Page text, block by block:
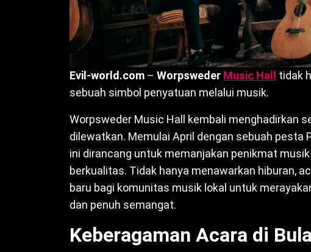
Evil-world.com – Worpsweder Music Hall
tidak
sebuah simbol penyatuan melalui musik.
Worpsweder Music Hall kembali menghadirkan
dilewatkan. Memulai April dengan sebuah pesta
ini dirancang untuk memanjakan penikmat
berkualitas. Tidak hanya menawarkan hiburan,
baru bagi komunitas musik lokal untuk
dan penuh semangat.
Keberagaman Acara di